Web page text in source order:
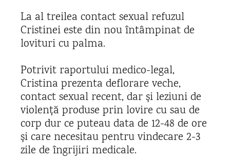
La al treilea contact sexual refuzul
Cristinei este din nou întâmpinat de
lovituri cu palma.
Potrivit raportului medico-legal,
Cristina prezenta deflorare veche,
contact sexual recent, dar și leziuni de
violență produse prin lovire cu sau de
corp dur ce puteau data de 12-48 de ore
și care necesitau pentru vindecare 2-3
zile de îngrijiri medicale.